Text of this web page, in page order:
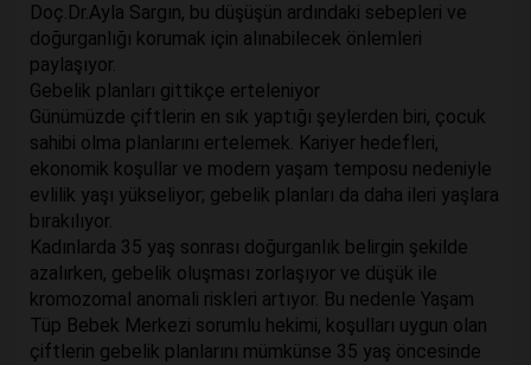
Doç.Dr.Ayla Sargın, bu düşüşün ardındaki sebepleri ve
doğurganlığı korumak için alınabilecek önlemleri
paylaşıyor.
Gebelik planları gittikçe erteleniyor
Günümüzde çiftlerin en sık yaptığı şeylerden biri, çocuk
sahibi olma planlarını ertelemek. Kariyer hedefleri,
ekonomik koşullar ve modern yaşam temposu nedeniyle
evlilik yaşı yükseliyor; gebelik planları da daha ileri yaşlara
bırakılıyor.
Kadınlarda 35 yaş sonrası doğurganlık belirgin şekilde
azalırken, gebelik oluşması zorlaşıyor ve düşük ile
kromozomal anomali riskleri artıyor. Bu nedenle Yaşam
Tüp Bebek Merkezi sorumlu hekimi, koşulları uygun olan
çiftlerin gebelik planlarını mümkünse 35 yaş öncesinde